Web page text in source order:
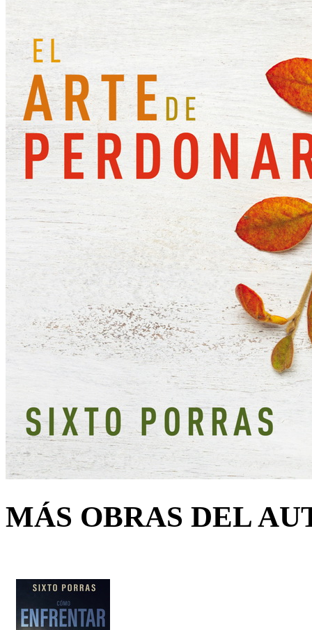
MÁS OBRAS DEL